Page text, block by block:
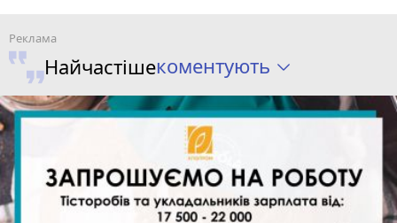
Найчастішекоментують